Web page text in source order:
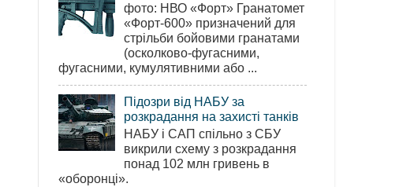
фото: НВО «Форт» Гранатомет
«Форт-600» призначений для
стрільби бойовими гранатами
(осколково-фугасними,
фугасними, кумулятивними або ...
Підозри від НАБУ за
розкрадання на захисті танків
НАБУ і САП спільно з СБУ
викрили схему з розкрадання
понад 102 млн гривень в
«оборонці».